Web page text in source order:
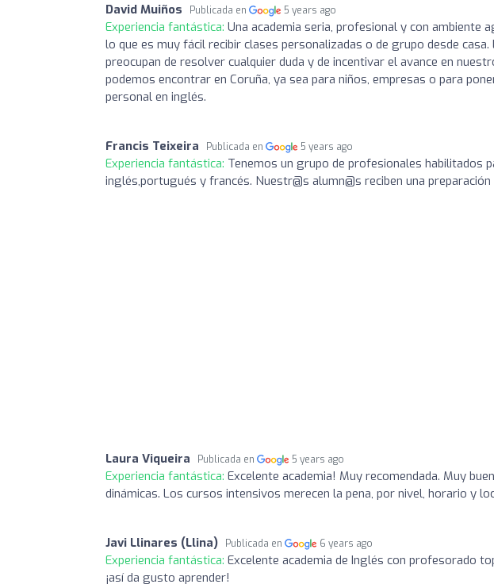
David Muiños Publicada en 5 years ago
Experiencia fantástica: Una academia seria, profesional y con ambiente
lo que es muy fácil recibir clases personalizadas o de grupo desde
preocupan de resolver cualquier duda y de incentivar el avance en
podemos encontrar en Coruña, ya sea para niños, empresas o para
personal en inglés.
Francis Teixeira Publicada en 5 years ago
Experiencia fantástica: Tenemos un grupo de profesionales habilitados
inglés,portugués y francés. Nuestr@s alumn@s reciben una
Laura Viqueira Publicada en 5 years ago
Experiencia fantástica: Excelente academia! Muy recomendada. Muy
dinámicas. Los cursos intensivos merecen la pena, por nivel, horario y
Javi Llinares (Llina) Publicada en 6 years ago
Experiencia fantástica: Excelente academia de Inglés con profesorado
¡así da gusto aprender!